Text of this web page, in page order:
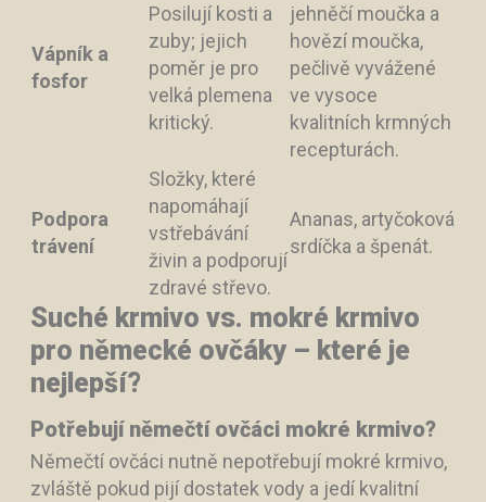
Vápník a
fosfor
Posilují kosti a
zuby; jejich
poměr je pro
velká plemena
kritický.
jehněčí moučka a
hovězí moučka,
pečlivě vyvážené
ve vysoce
kvalitních krmných
recepturách.
Podpora
trávení
Složky, které
napomáhají
vstřebávání
živin a podporují
zdravé střevo.
Ananas, artyčoková
srdíčka a špenát.
Suché krmivo vs. mokré krmivo
pro německé ovčáky – které je
nejlepší?
Potřebují němečtí ovčáci mokré krmivo?
Němečtí ovčáci nutně nepotřebují mokré krmivo,
zvláště pokud pijí dostatek vody a jedí kvalitní